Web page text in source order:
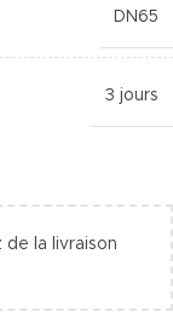
DN65
3 jours
la livraison